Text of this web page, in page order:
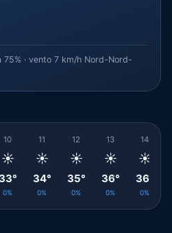
75% · vento 7 km/h Nord-Nord-
10
☀️
33°
0%
11
☀️
34°
0%
12
☀️
35°
0%
13
☀️
36°
0%
14
☀️
36°
0%